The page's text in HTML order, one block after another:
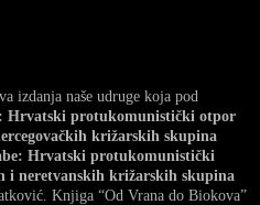
izdanja naše udruge koja pod
Hrvatski protukomunistički otpor
križarskih skupina
Hrvatski protukomunistički
i neretvanskih križarskih skupina
Knjiga “Od Vrana do Biokova”